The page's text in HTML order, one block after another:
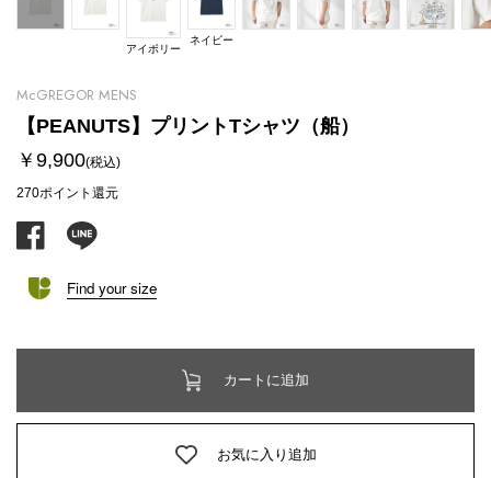
アイボリー
ネイビー
McGREGOR MENS
【PEANUTS】プリントTシャツ（船）
￥9,900(税込)
270ポイント 還元
facebook
Find your size
カートに追加
お気に入り追加